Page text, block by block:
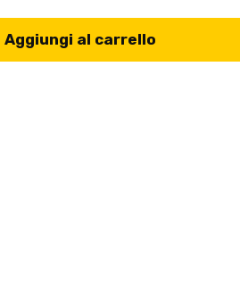
Aggiungi al carrello